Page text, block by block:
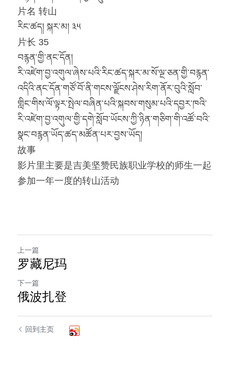
片名 转山
རིང་ཚད། སྐར་མ། ༣༥
片长 35
བརྙན་གྱི་ནང་དོན།
རི་འཛེག་བྱ་འགུལ་ཞེས་པའི་རིང་ཚད་སྐར་མ་སོ་ལྔ་ཅན་གྱི་བརྙན་
འདིའི་ནང་དོན་གཙོ་བོ་ནི་གངས་ལྗོངས་ཤེས་རིག་ནོར་བུའི་སློབ་
གླིང་གིས་ལོ་ལྟར་སྤེལ་བཞིན་པའི་སྐབས་གསུམ་པའི་དབྱར་ཁའི་
རི་འཛེག་བྱ་འགུལ་གྱི་དགེ་སློབ་ཡོངས་ཀྱི་ཉིན་གཅིག་གི་འཚོ་བའི་
སྣང་བརྙན་ཡོད་ཚད་མཚོན་པར་བྱས་ཡོད།
故事
影片里主要是吉美坚赞民族职业学校的师生一起
参加一年一度的转山活动
上一篇
罗藏尼玛
下一篇
俄波扎登
回到主页